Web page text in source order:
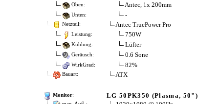
Oben: Antec, 1x 200mm
Unten: -
Netzteil: Antec TruePower Pro
Leistung: 750W
Kühlung: Lüfter
Geräusch: 0.6 Sone
WirkGrad: 82%
Bauart: ATX
Monitor: LG 50PK350 (Plasma, 50")